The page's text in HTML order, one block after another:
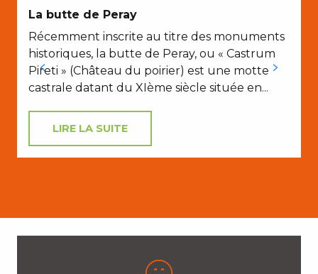
La butte de Peray
Récemment inscrite au titre des monuments
historiques, la butte de Peray, ou « Castrum
Pireti » (Château du poirier) est une motte
castrale datant du XIème siècle située en...
LIRE LA SUITE